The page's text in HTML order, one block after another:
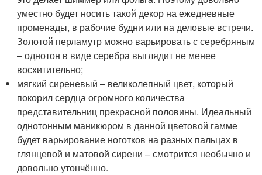
уместно будет носить такой декор на ежедневные
променады, в рабочие будни или на деловые встречи.
Золотой перламутр можно варьировать с серебряным
– однотон в виде серебра выглядит не менее
восхитительно;
мягкий сиреневый – великолепный цвет, который
покорил сердца огромного количества
представительниц прекрасной половины. Идеальный
однотонным маникюром в данной цветовой гамме
будет варьирование ноготков на разных пальцах в
глянцевой и матовой сирени – смотрится необычно и
довольно утончённо.